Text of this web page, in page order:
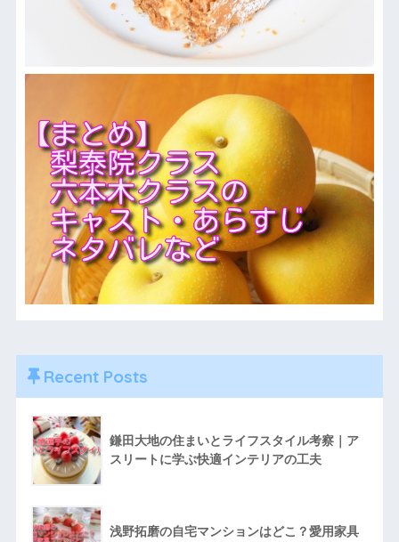
Recent Posts
鎌田大地の住まいとライフスタイル考察｜ア
スリートに学ぶ快適インテリアの工夫
浅野拓磨の自宅マンションはどこ？愛用家具